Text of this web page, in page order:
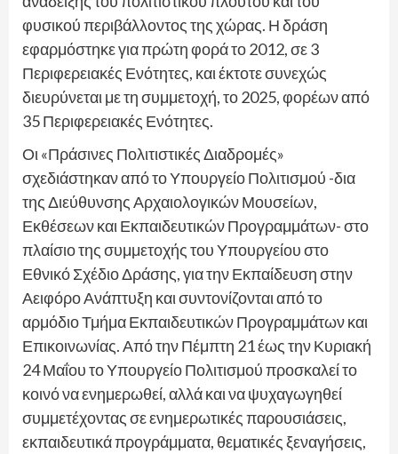
φυσικού περιβάλλοντος της χώρας. Η δράση
εφαρμόστηκε για πρώτη φορά το 2012, σε 3
Περιφερειακές Ενότητες, και έκτοτε συνεχώς
διευρύνεται με τη συμμετοχή, το 2025, φορέων από
35 Περιφερειακές Ενότητες.
Οι «Πράσινες Πολιτιστικές Διαδρομές»
σχεδιάστηκαν από το Υπουργείο Πολιτισμού -δια
της Διεύθυνσης Αρχαιολογικών Μουσείων,
Εκθέσεων και Εκπαιδευτικών Προγραμμάτων- στο
πλαίσιο της συμμετοχής του Υπουργείου στο
Εθνικό Σχέδιο Δράσης, για την Εκπαίδευση στην
Αειφόρο Ανάπτυξη και συντονίζονται από το
αρμόδιο Τμήμα Εκπαιδευτικών Προγραμμάτων και
Επικοινωνίας. Από την Πέμπτη 21 έως την Κυριακή
24 Μαΐου το Υπουργείο Πολιτισμού προσκαλεί το
κοινό να ενημερωθεί, αλλά και να ψυχαγωγηθεί
συμμετέχοντας σε ενημερωτικές παρουσιάσεις,
εκπαιδευτικά προγράμματα, θεματικές ξεναγήσεις,